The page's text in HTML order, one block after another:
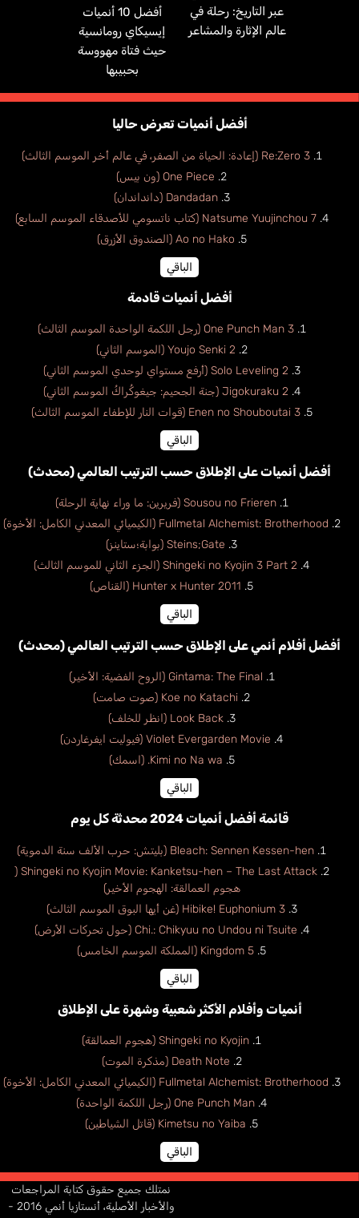
عبر التاريخ: رحلة في
عالم الإثارة والمشاعر
أفضل 10 أنميات
إيسيكاي رومانسية
حيث فتاة مهووسة
بحبيبها
أفضل أنميات تعرض حاليا
Re:Zero 3 (إعادة: الحياة من الصفر، في عالم أخر الموسم الثالث)
One Piece (ون بيس)
Dandadan (دانداندان)
Natsume Yuujinchou 7 (كتاب ناتسومي للأصدقاء الموسم السابع)
Ao no Hako (الصندوق الأزرق)
الباقي
أفضل أنميات قادمة
One Punch Man 3 (رجل اللكمة الواحدة الموسم الثالث)
Youjo Senki 2 (الموسم الثاني)
Solo Leveling 2 (أرفع مستواي لوحدي الموسم الثاني)
Jigokuraku 2 (جنة الجحيم: جيغوكُراكُ الموسم الثاني)
Enen no Shouboutai 3 (قوات النار للإطفاء الموسم الثالث)
الباقي
أفضل أنميات على الإطلاق حسب الترتيب العالمي (محدث)
Sousou no Frieren (فريرين: ما وراء نهاية الرحلة)
Fullmetal Alchemist: Brotherhood (الكيميائي المعدني الكامل: الأخوة)
Steins;Gate (بوابة؛ستاينز)
Shingeki no Kyojin 3 Part 2 (الجزء الثاني للموسم الثالث)
Hunter x Hunter 2011 (القناص)
الباقي
أفضل أفلام أنمي على الإطلاق حسب الترتيب العالمي (محدث)
Gintama: The Final (الروح الفضية: الأخير)
Koe no Katachi (صوت صامت)
Look Back (انظر للخلف)
Violet Evergarden Movie (فيوليت ايفرغاردن)
Kimi no Na wa. (اسمك)
الباقي
قائمة أفضل أنميات 2024 محدثة كل يوم
Bleach: Sennen Kessen-hen (بليتش: حرب الألف سنة الدموية)
Shingeki no Kyojin Movie: Kanketsu-hen – The Last Attack (
هجوم العمالقة: الهجوم الأخير)
Hibike! Euphonium 3 (غن أيها البوق الموسم الثالث)
Chi.: Chikyuu no Undou ni Tsuite (حول تحركات الأرض)
Kingdom 5 (المملكة الموسم الخامس)
الباقي
أنميات وأفلام الأكثر شعبية وشهرة على الإطلاق
Shingeki no Kyojin (هجوم العمالقة)
Death Note (مذكرة الموت)
Fullmetal Alchemist: Brotherhood (الكيميائي المعدني الكامل: الأخوة)
One Punch Man (رجل اللكمة الواحدة)
Kimetsu no Yaiba (قاتل الشياطين)
الباقي
نمتلك جميع حقوق كتابة المراجعات
والأخبار الأصلية، أنستازيا أنمي 2016 -